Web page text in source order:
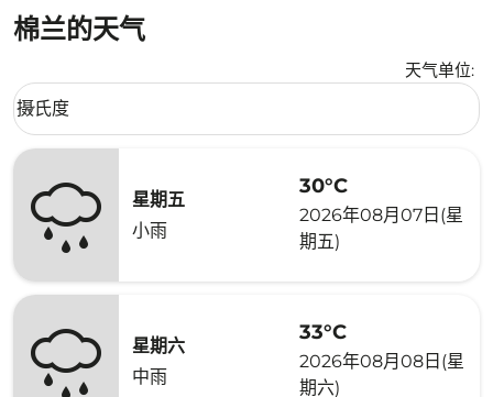
棉兰的天气
天气单位:
Weather unit option 摄氏度 Selected
摄氏度
keyboard_arrow_down
星期五
小雨
30°C
2026年08月07日(星
期五)
星期六
中雨
33°C
2026年08月08日(星
期六)